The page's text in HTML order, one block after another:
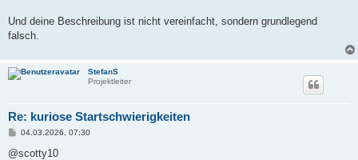
a
Und deine Beschreibung ist nicht vereinfacht, sondern grundlegend
falsch.
StefanS
Projektleiter
Re: kuriose Startschwierigkeiten
B
i
04.03.2026, 07:30
@scotty10